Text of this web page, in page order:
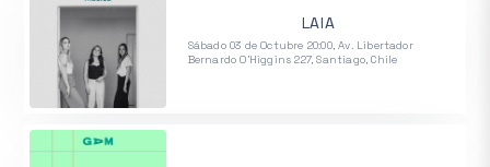
LAIA
Sábado 03 de Octubre 20:00, Av. Libertador
Bernardo O'Higgins 227, Santiago, Chile